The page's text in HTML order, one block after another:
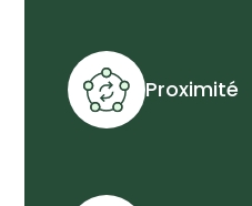
Proximité